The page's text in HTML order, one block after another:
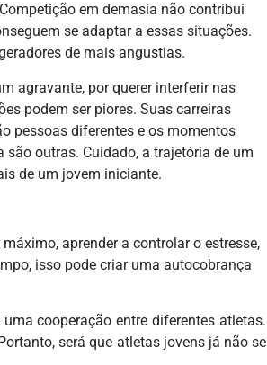
em demasia não contribui
se adaptar a essas situações.
de mais angustias.
agravante, por querer interferir nas
podem ser piores. Suas carreiras
pessoas diferentes e os momentos
outras. Cuidado, a trajetória de um
de um jovem iniciante.
aprender a controlar o estresse,
isso pode criar uma autocobrança
cooperação entre diferentes atletas.
será que atletas jovens já não se